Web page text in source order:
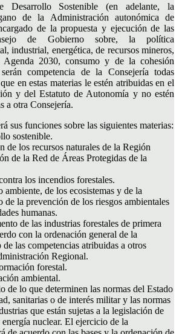
Desarrollo Sostenible (en adelante, la
de la Administración autonómica de
de la propuesta y ejecución de las
de Gobierno sobre, la política
industrial, energética, de recursos mineros,
Agenda 2030, consumo y de la cohesión
competencia de la Consejería todas
en estas materias le estén atribuidas en el
y del Estatuto de Autonomía y no estén
a otra Consejería.
sus funciones sobre las siguientes materias:
sostenible.
de los recursos naturales de la Región
de la Red de Áreas Protegidas de la
los incendios forestales.
de los ecosistemas y de la
de la prevención de los riesgos ambientales
humanas.
de las industrias forestales de primera
con la ordenación general de la
las competencias atribuidas a otros
Regional.
forestal.
ambiental.
de lo que determinen las normas del Estado
sanitarias o de interés militar y las normas
que están sujetas a la legislación de
nuclear. El ejercicio de la